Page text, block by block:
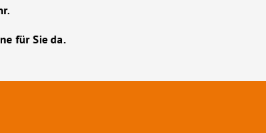
für Sie da.